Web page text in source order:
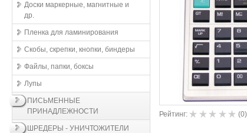
Доски маркерные, магнитные и
др.
Пленка для ламинирования
Скобы, скрепки, кнопки, биндеры
Файлы, папки, боксы
Лупы
ПИСЬМЕННЫЕ
ПРИНАДЛЕЖНОСТИ
ШРЕДЕРЫ - УНИЧТОЖИТЕЛИ
Рейтинг: (0)